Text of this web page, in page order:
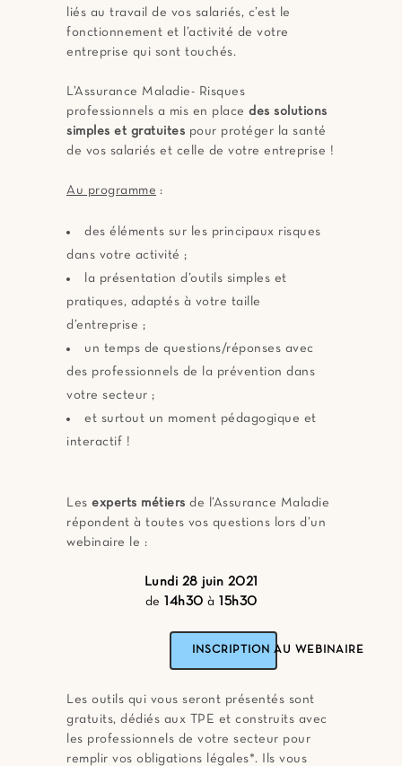
liés au travail de vos salariés, c’est le
fonctionnement et l’activité de votre
entreprise qui sont touchés.
L’Assurance Maladie- Risques
professionnels a mis en place des solutions
simples et gratuites pour protéger la santé
de vos salariés et celle de votre entreprise !
Au programme :
des éléments sur les principaux risques
dans votre activité ;
la présentation d’outils simples et
pratiques, adaptés à votre taille
d’entreprise ;
un temps de questions/réponses avec
des professionnels de la prévention dans
votre secteur ;
et surtout un moment pédagogique et
interactif !
Les experts métiers de l’Assurance Maladie
répondent à toutes vos questions lors d’un
webinaire le :
Lundi 28 juin 2021
de 14h30 à 15h30
INSCRIPTION AU WEBINAIRE
Les outils qui vous seront présentés sont
gratuits, dédiés aux TPE et construits avec
les professionnels de votre secteur pour
remplir vos obligations légales*. Ils vous